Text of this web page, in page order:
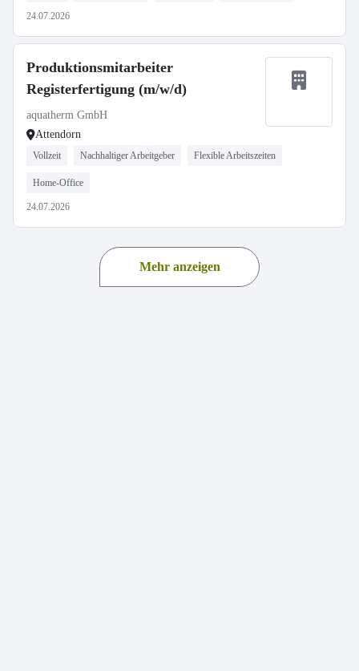
24.07.2026
Produktionsmitarbeiter
Registerfertigung (m/w/d)
aquatherm GmbH
Attendorn
Vollzeit Nachhaltiger Arbeitgeber Flexible Arbeitszeiten
Home-Office
24.07.2026
Mehr anzeigen